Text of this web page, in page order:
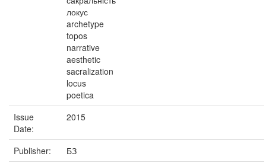
локус
archetype
topos
narrative
aesthetic
sacralization
locus
poetica
Issue
Date:
2015
Publisher:
БЗ